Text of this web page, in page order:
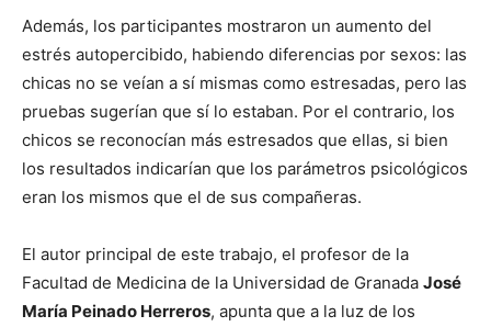
Además, los participantes mostraron un aumento del
estrés autopercibido, habiendo diferencias por sexos: las
chicas no se veían a sí mismas como estresadas, pero las
pruebas sugerían que sí lo estaban. Por el contrario, los
chicos se reconocían más estresados que ellas, si bien
los resultados indicarían que los parámetros psicológicos
eran los mismos que el de sus compañeras.
El autor principal de este trabajo, el profesor de la
Facultad de Medicina de la Universidad de Granada José
María Peinado Herreros, apunta que a la luz de los